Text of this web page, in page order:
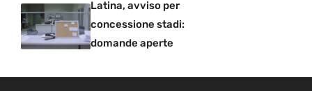
Latina, avviso per
concessione stadi:
domande aperte